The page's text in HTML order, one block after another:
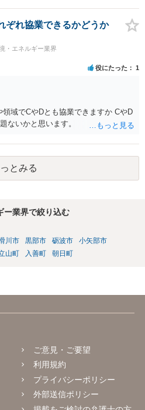
ぞれ協業できるかどうか
・エネルギー業界
役にたった 1
域でCやDとも協業できますか CやD
ないかと思います。
とみる
ー業界で絞り込む
川市 黒部市 砺波市
小矢部市
山町 入善町 朝日町
ご意見・ご要望
利用規約
プライバシーポリシー
外部送信ポリシー